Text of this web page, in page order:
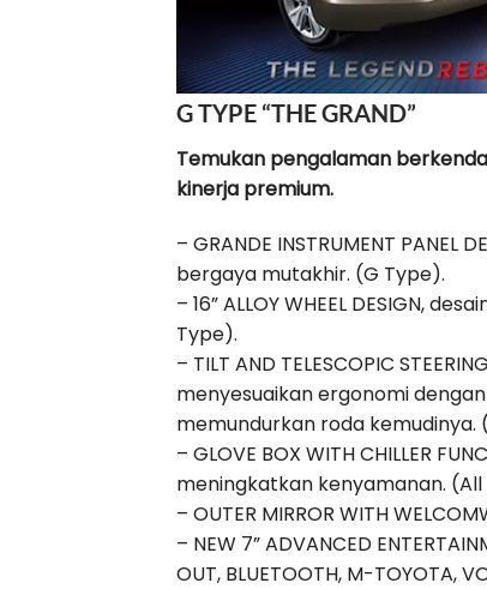
G TYPE “THE GRAND”
Temukan pengalaman
kinerja premium.
– GRANDE INSTRUMENT
bergaya mutakhir. (G Type).
– 16” ALLOY WHEEL DESIGN,
Type).
– TILT AND TELESCOPIC
menyesuaikan ergonomi
memundurkan roda kemudinya.
– GLOVE BOX WITH CHILLER
meningkatkan kenyamanan. (All
– OUTER MIRROR WITH
– NEW 7” ADVANCED
OUT, BLUETOOTH, M-TOYOTA,